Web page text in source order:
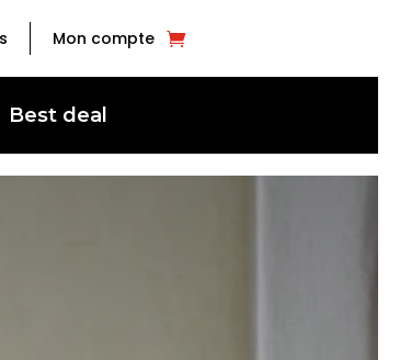
Mon compte
Best deal